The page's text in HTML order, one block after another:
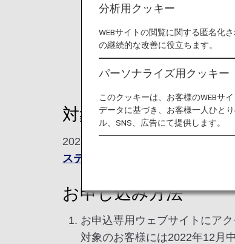
対象のお客様
2023年度「ダイヤモンドサービス
ステイタス獲得条件の詳細はこちら
お申し込み方法
お申込専用ウェブサイトにアク
対象のお客様には2022年12月
分析用クッキー
WEBサイトの閲覧に関する匿名化
の継続的な改善に役立ちます。
パーソナライズ用クッキー
このクッキーは、お客様のWEBサ
データに基づき、お客様一人ひと
ル、SNS、広告にて提供します。